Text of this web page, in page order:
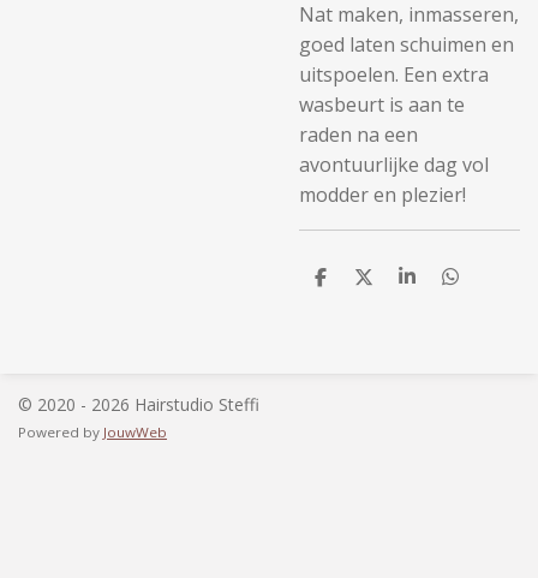
Nat maken, inmasseren,
goed laten schuimen en
uitspoelen. Een extra
wasbeurt is aan te
raden na een
avontuurlijke dag vol
modder en plezier!
D
D
S
D
© 2020 - 2026 Hairstudio Steffi
Powered by JouwWeb